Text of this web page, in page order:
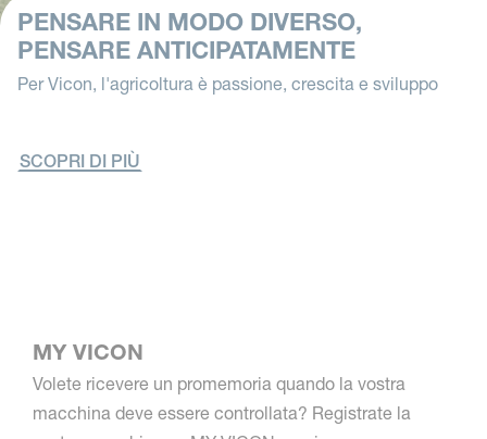
PENSARE IN MODO DIVERSO,
PENSARE ANTICIPATAMENTE
Per Vicon, l'agricoltura è passione, crescita e sviluppo
SCOPRI DI PIÙ
MY VICON
Volete ricevere un promemoria quando la vostra
macchina deve essere controllata? Registrate la